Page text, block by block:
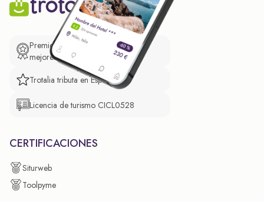
Premio de El Confidencial a las
mejores prácticas empresariales.
Trotalia tributa en España
Licencia de turismo CICL0528
CERTIFICACIONES
Siturweb
Toolpyme